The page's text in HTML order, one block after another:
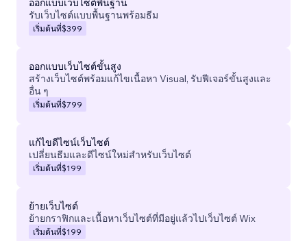
ออกแบบเว็บไซต์พื้นฐาน
รับเว็บไซต์แบบพื้นฐานพร้อมธีม
เริ่มต้นที่$399
ออกแบบเว็บไซต์ขั้นสูง
สร้างเว็บไซต์พร้อมแก้ไขเนื้อหา Visual, รับฟีเจอร์ขั้นสูงและ
อื่น ๆ
เริ่มต้นที่$799
แก้ไขดีไซน์เว็บไซต์
เปลี่ยนธีมและดีไซน์ใหม่สำหรับเว็บไซต์
เริ่มต้นที่$199
ย้ายเว็บไซต์
ย้ายกราฟิกและเนื้อหาเว็บไซต์ที่มีอยู่แล้วไปเว็บไซต์ Wix
เริ่มต้นที่$199